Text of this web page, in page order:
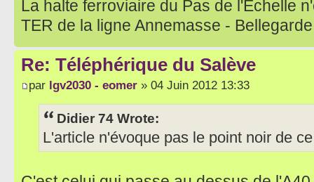
La halte ferroviaire du Pas de l'Echelle
TER de la ligne Annemasse -
Re: Téléphérique du Salève
par lgv2030 - eomer » 04 Juin 2012 13:33
Didier 74 Wrote:
L'article n'évoque pas le point noir de